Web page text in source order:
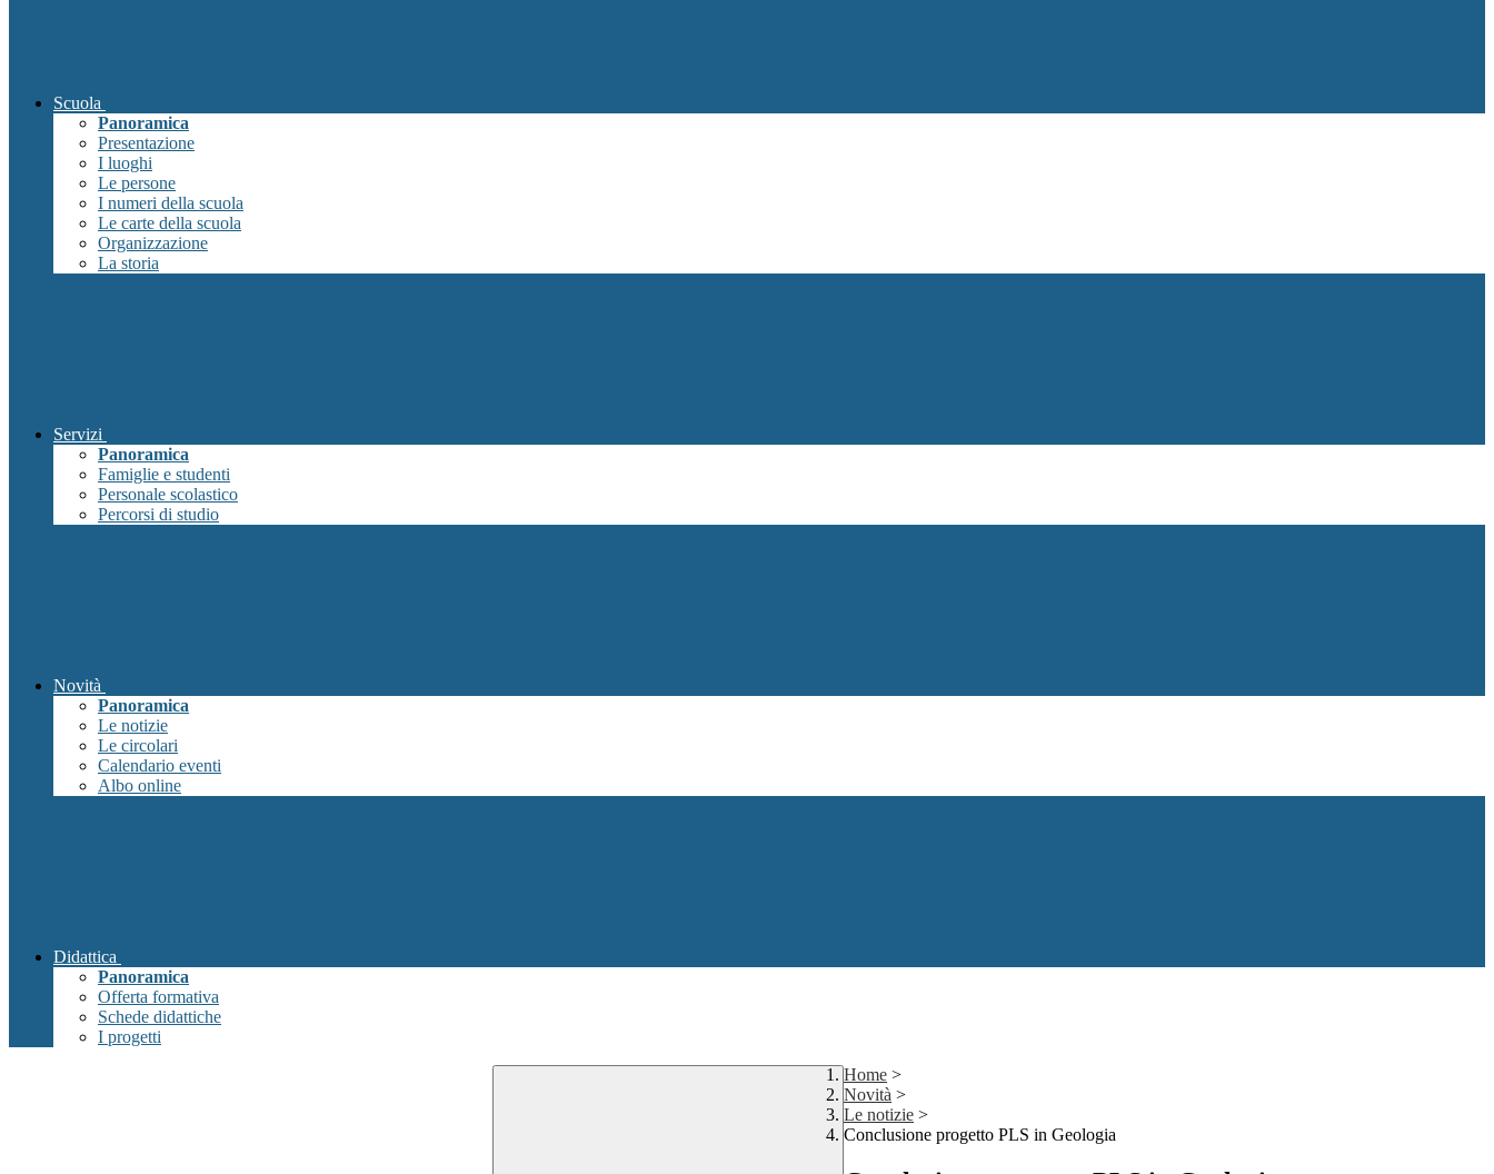
Scuola
Panoramica
Presentazione
I luoghi
Le persone
I numeri della scuola
Le carte della scuola
Organizzazione
La storia
Servizi
Panoramica
Famiglie e studenti
Personale scolastico
Percorsi di studio
Novità
Panoramica
Le notizie
Le circolari
Calendario eventi
Albo online
Didattica
Panoramica
Offerta formativa
Schede didattiche
I progetti
Home >
Novità >
Le notizie >
Conclusione progetto PLS in Geologia